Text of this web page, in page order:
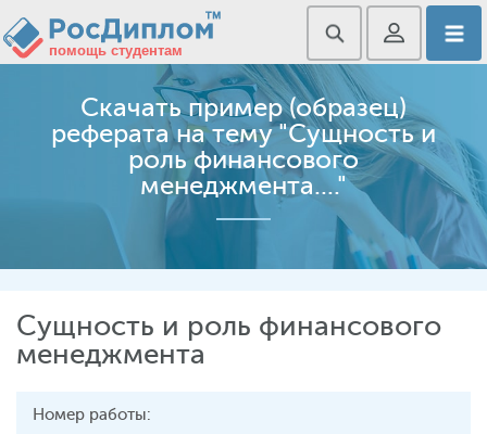
Скачать пример (образец)
реферата на тему "Сущность и
роль финансового
менеджмента...."
Сущность и роль финансового
менеджмента
Номер работы: